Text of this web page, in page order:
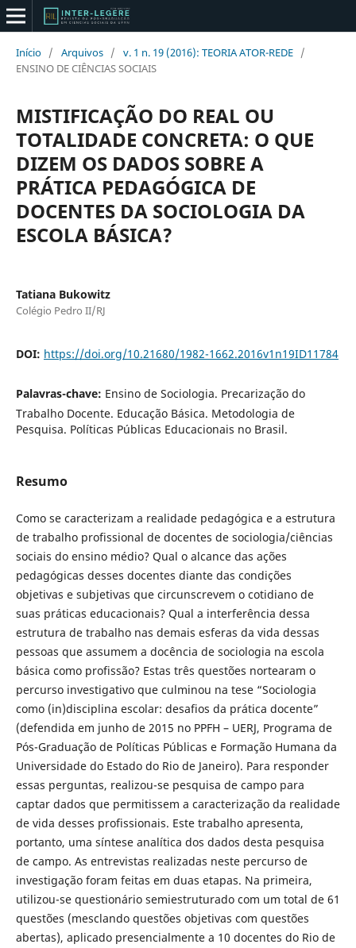
Início / Arquivos / v. 1 n. 19 (2016): TEORIA ATOR-REDE /
ENSINO DE CIÊNCIAS SOCIAIS
MISTIFICAÇÃO DO REAL OU
TOTALIDADE CONCRETA: O QUE
DIZEM OS DADOS SOBRE A
PRÁTICA PEDAGÓGICA DE
DOCENTES DA SOCIOLOGIA DA
ESCOLA BÁSICA?
Tatiana Bukowitz
Colégio Pedro II/RJ
DOI: https://doi.org/10.21680/1982-1662.2016v1n19ID11784
Palavras-chave: Ensino de Sociologia. Precarização do
Trabalho Docente. Educação Básica. Metodologia de
Pesquisa. Políticas Públicas Educacionais no Brasil.
Resumo
Como se caracterizam a realidade pedagógica e a estrutura
de trabalho profissional de docentes de sociologia/ciências
sociais do ensino médio? Qual o alcance das ações
pedagógicas desses docentes diante das condições
objetivas e subjetivas que circunscrevem o cotidiano de
suas práticas educacionais? Qual a interferência dessa
estrutura de trabalho nas demais esferas da vida dessas
pessoas que assumem a docência de sociologia na escola
básica como profissão? Estas três questões nortearam o
percurso investigativo que culminou na tese “Sociologia
como (in)disciplina escolar: desafios da prática docente”
(defendida em junho de 2015 no PPFH – UERJ, Programa de
Pós-Graduação de Políticas Públicas e Formação Humana da
Universidade do Estado do Rio de Janeiro). Para responder
essas perguntas, realizou-se pesquisa de campo para
captar dados que permitissem a caracterização da realidade
de vida desses profissionais. Este trabalho apresenta,
portanto, uma síntese analítica dos dados desta pesquisa
de campo. As entrevistas realizadas neste percurso de
investigação foram feitas em duas etapas. Na primeira,
utilizou-se questionário semiestruturado com um total de 61
questões (mesclando questões objetivas com questões
abertas), aplicado presencialmente a 10 docentes do Rio de